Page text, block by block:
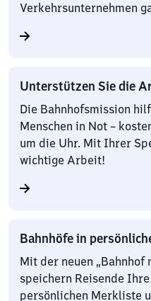
Verkehrsunternehmen
Unterstützen Sie die
Die Bahnhofsmission
Menschen in Not –
um die Uhr. Mit Ihrer
wichtige Arbeit!
Bahnhöfe in
Mit der neuen „Bahnhof
speichern Reisende
persönlichen Merkliste